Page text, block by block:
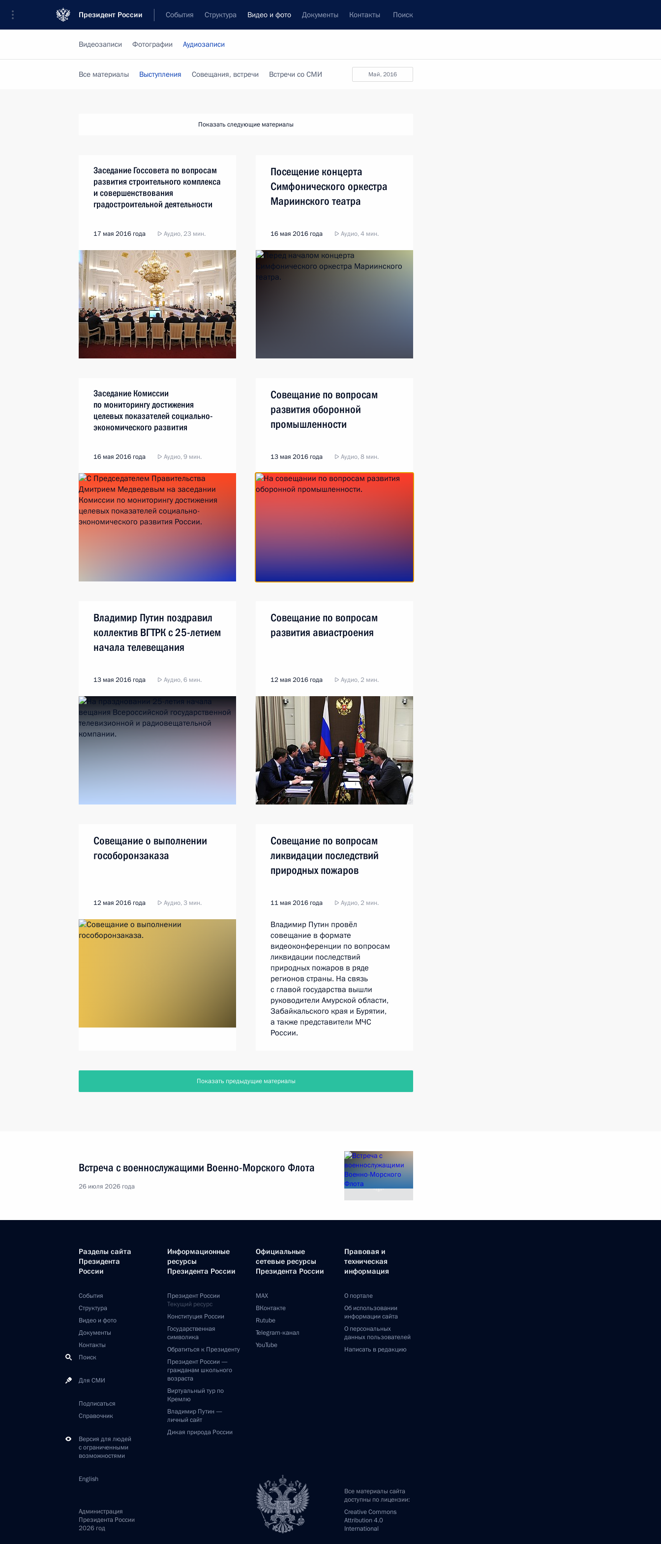
Президент России События Структура Видео и фото Документы Контакты Поиск
Видеозаписи Фотографии Аудиозаписи
май, 2016
Все материалы Выступления Совещания, встречи Встречи со СМИ
Показать следующие материалы
Заседание Госсовета по вопросам
развития строительного комплекса
и совершенствования
градостроительной деятельности
17 мая 2016 года Аудио, 23 мин.
Посещение концерта
Симфонического оркестра
Мариинского театра
16 мая 2016 года Аудио, 4 мин.
Заседание Комиссии
по мониторингу достижения
целевых показателей социально-
экономического развития
16 мая 2016 года Аудио, 9 мин.
Совещание по вопросам
развития оборонной
промышленности
13 мая 2016 года Аудио, 8 мин.
Владимир Путин поздравил
коллектив ВГТРК с 25-летием
начала телевещания
13 мая 2016 года Аудио, 6 мин.
Совещание по вопросам
развития авиастроения
12 мая 2016 года Аудио, 2 мин.
Совещание о выполнении
гособоронзаказа
12 мая 2016 года Аудио, 3 мин.
Совещание по вопросам
ликвидации последствий
природных пожаров
11 мая 2016 года Аудио, 2 мин.
Владимир Путин провёл
совещание в формате
видеоконференции по вопросам
ликвидации последствий
природных пожаров в ряде
регионов страны. На связь
с главой государства вышли
руководители Амурской области,
Забайкальского края и Бурятии,
а также представители МЧС
России.
Показать предыдущие материалы
Встреча с военнослужащими Военно-Морского Флота
26 июля 2026 года
Разделы сайта
Президента
России
События
Структура
Видео и фото
Документы
Контакты
Поиск
Для СМИ
Подписаться
Справочник
Версия для людей
с ограниченными
возможностями
English
Информационные
ресурсы
Президента России
Президент России
Текущий ресурс
Конституция России
Государственная
символика
Обратиться к Президенту
Президент России —
гражданам школьного
возраста
Виртуальный тур по
Кремлю
Владимир Путин —
личный сайт
Дикая природа России
Официальные
сетевые ресурсы
Президента России
MAX
ВКонтакте
Rutube
Telegram-канал
YouTube
Правовая и
техническая
информация
О портале
Об использовании
информации сайта
О персональных
данных пользователей
Написать в редакцию
Все материалы сайта
доступны по лицензии:
Creative Commons
Attribution 4.0
International
Администрация
Президента России
2026 год